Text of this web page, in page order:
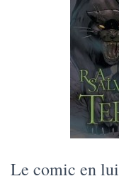
Le comic en